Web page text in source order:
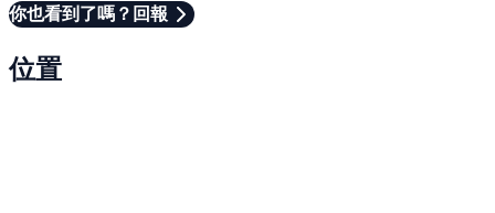
你也看到了嗎？回報
位置